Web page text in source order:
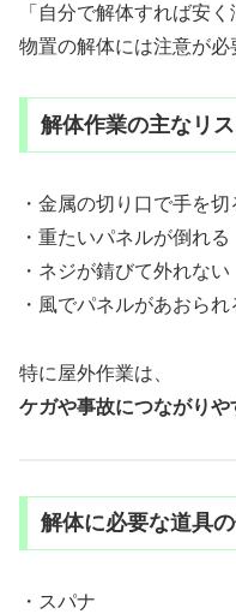
「自分で解体すれば安
物置の解体には注意が必
解体作業の主なリ
・金属の切り口で手を切
・重たいパネルが倒れる
・ネジが錆びて外れない
・風でパネルがあおられ
特に屋外作業は、
ケガや事故につながりや
解体に必要な道具の
・スパナ